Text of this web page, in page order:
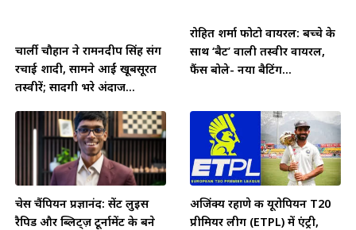
चार्ली चौहान ने रामनदीप सिंह संग
रचाई शादी, सामने आईं खूबसूरत
तस्वीरें; सादगी भरे अंदाज...
रोहित शर्मा फोटो वायरल: बच्चे के
साथ ‘बैट’ वाली तस्वीर वायरल,
फैंस बोले- नया बैटिंग...
चेस चैंपियन प्रज्ञानंद: सेंट लुइस
रैपिड और ब्लिट्ज़ टूर्नामेंट के बने
अजिंक्य रहाणे की यूरोपियन T20
प्रीमियर लीग (ETPL) में एंट्री,